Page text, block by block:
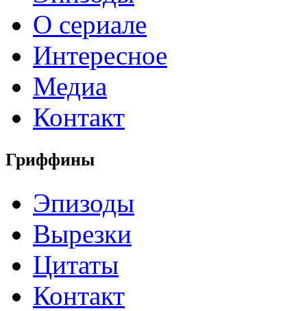
О сериале
Интересное
Медиа
Контакт
Гриффины
Эпизоды
Вырезки
Цитаты
Контакт